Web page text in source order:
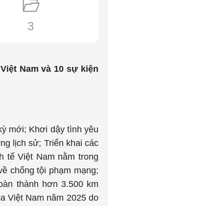
3
Nam và 10 sự kiện
mới; Khơi dậy tình yêu
lịch sử; Triển khai các
tế Việt Nam nằm trong
chống tội phạm mạng;
thành hơn 3.500 km
Việt Nam năm 2025 do